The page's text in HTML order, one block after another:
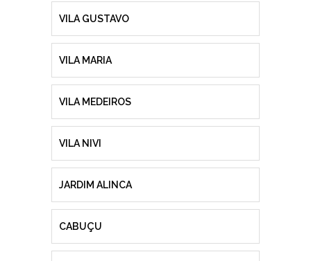
VILA GUSTAVO
VILA MARIA
VILA MEDEIROS
VILA NIVI
JARDIM ALINCA
CABUÇU